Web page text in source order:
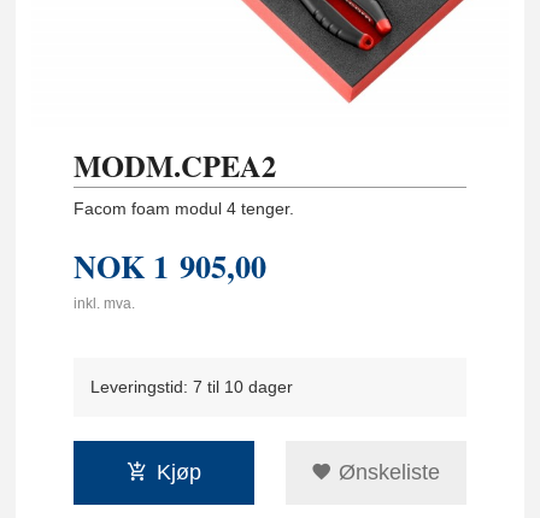
MODM.CPEA2
Facom foam modul 4 tenger.
NOK 1 905,00
inkl. mva.
Leveringstid: 7 til 10 dager
Kjøp Ønskeliste